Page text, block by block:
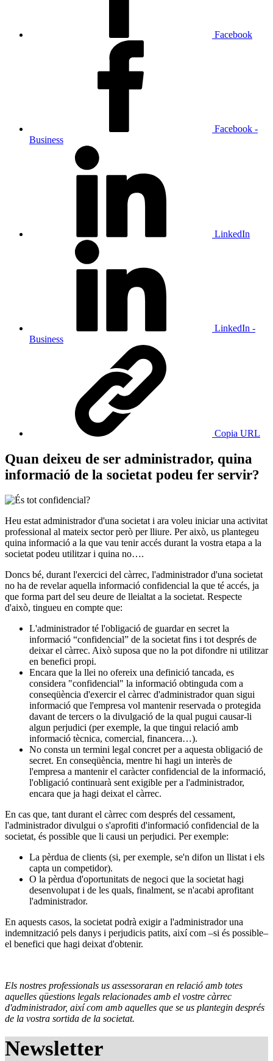
Facebook
Facebook -
Business
LinkedIn
LinkedIn -
Business
Copia URL
Quan deixeu de ser administrador, quina
informació de la societat podeu fer servir?
Heu estat administrador d'una societat i ara voleu iniciar una activitat
professional al mateix sector però per lliure. Per això, us plantegeu
quina informació a la que vau tenir accés durant la vostra etapa a la
societat podeu utilitzar i quina no….
Doncs bé, durant l'exercici del càrrec, l'administrador d'una societat
no ha de revelar aquella informació confidencial la que té accés, ja
que forma part del seu deure de lleialtat a la societat. Respecte
d'això, tingueu en compte que:
L'administrador té l'obligació de guardar en secret la
informació “confidencial” de la societat fins i tot després de
deixar el càrrec. Això suposa que no la pot difondre ni utilitzar
en benefici propi.
Encara que la llei no ofereix una definició tancada, es
considera "confidencial" la informació obtinguda com a
conseqüència d'exercir el càrrec d'administrador quan sigui
informació que l'empresa vol mantenir reservada o protegida
davant de tercers o la divulgació de la qual pugui causar-li
algun perjudici (per exemple, la que tingui relació amb
informació tècnica, comercial, financera…).
No consta un termini legal concret per a aquesta obligació de
secret. En conseqüència, mentre hi hagi un interès de
l'empresa a mantenir el caràcter confidencial de la informació,
l'obligació continuarà sent exigible per a l'administrador,
encara que ja hagi deixat el càrrec.
En cas que, tant durant el càrrec com després del cessament,
l'administrador divulgui o s'aprofiti d'informació confidencial de la
societat, és possible que li causi un perjudici. Per exemple:
La pèrdua de clients (si, per exemple, se'n difon un llistat i els
capta un competidor).
O la pèrdua d'oportunitats de negoci que la societat hagi
desenvolupat i de les quals, finalment, se n'acabi aprofitant
l'administrador.
En aquests casos, la societat podrà exigir a l'administrador una
indemnització pels danys i perjudicis patits, així com –si és possible–
el benefici que hagi deixat d'obtenir.
Els nostres professionals us assessoraran en relació amb totes
aquelles qüestions legals relacionades amb el vostre càrrec
d'administrador, així com amb aquelles que se us plantegin després
de la vostra sortida de la societat.
Newsletter